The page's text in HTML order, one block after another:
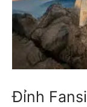
Đỉnh